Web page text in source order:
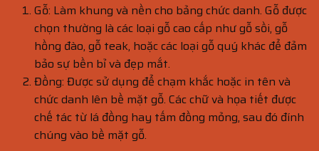
Gỗ: Làm khung và nền cho bảng chức danh. Gỗ được
chọn thường là các loại gỗ cao cấp như gỗ sồi, gỗ
hồng đào, gỗ teak, hoặc các loại gỗ quý khác để đảm
bảo sự bền bỉ và đẹp mắt.
Đồng: Được sử dụng để chạm khắc hoặc in tên và
chức danh lên bề mặt gỗ. Các chữ và họa tiết được
chế tác từ lá đồng hay tấm đồng mỏng, sau đó đính
chúng vào bề mặt gỗ.